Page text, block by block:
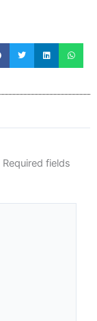
Required fields